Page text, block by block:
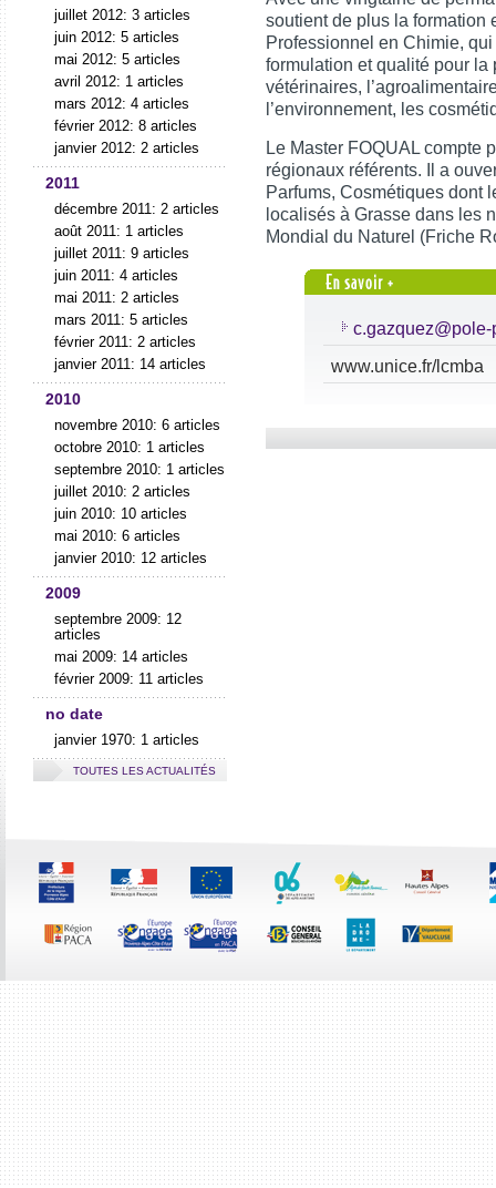
juillet 2012: 3 articles
juin 2012: 5 articles
mai 2012: 5 articles
avril 2012: 1 articles
mars 2012: 4 articles
février 2012: 8 articles
janvier 2012: 2 articles
2011
décembre 2011: 2 articles
août 2011: 1 articles
juillet 2011: 9 articles
juin 2011: 4 articles
mai 2011: 2 articles
mars 2011: 5 articles
février 2011: 2 articles
janvier 2011: 14 articles
2010
novembre 2010: 6 articles
octobre 2010: 1 articles
septembre 2010: 1 articles
juillet 2010: 2 articles
juin 2010: 10 articles
mai 2010: 6 articles
janvier 2010: 12 articles
2009
septembre 2009: 12
articles
mai 2009: 14 articles
février 2009: 11 articles
no date
janvier 1970: 1 articles
TOUTES LES ACTUALITÉS
soutient de plus la formation
Professionnel en Chimie,
formulation et qualité pour
vétérinaires,
l’environnement, les
Le Master FOQUAL compte
régionaux référents. Il a
Parfums, Cosmétiques dont
localisés à Grasse dans les
Mondial du Naturel (Friche
c.gazquez@pole-
www.unice.fr/lcmba